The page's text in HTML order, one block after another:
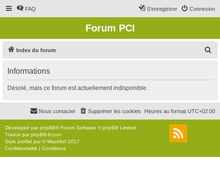
FAQ Connexion
S’enregistrer
Forum PCI
Index du forum
r
c
r
Informations
Désolé, mais ce forum est actuellement indisponible.
Heures au format UTC+02:00
Supprimer les cookies
Nous contacter
Développé parphpBB® Forum Software © phpBB Limited
Traduit parphpBB-fr.com
Style proflat par ©Mazeltof 2017
Confidentialité | Conditions